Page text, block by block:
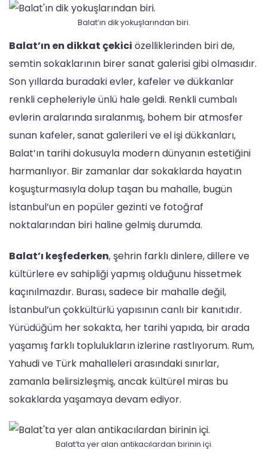
Balat’ın dik yokuşlarından biri.
Balat’ın en dikkat çekici özelliklerinden biri de,
semtin sokaklarının birer sanat galerisi gibi olmasıdır.
Son yıllarda buradaki evler, kafeler ve dükkanlar
renkli cepheleriyle ünlü hale geldi. Renkli cumbalı
evlerin aralarında sıralanmış, bohem bir atmosfer
sunan kafeler, sanat galerileri ve el işi dükkanları,
Balat’ın tarihi dokusuyla modern dünyanın estetiğini
harmanlıyor. Bir zamanlar dar sokaklarda hayatın
koşuşturmasıyla dolup taşan bu mahalle, bugün
İstanbul’un en popüler gezinti ve fotoğraf
noktalarından biri haline gelmiş durumda.
Balat’ı keşfederken, şehrin farklı dinlere, dillere ve
kültürlere ev sahipliği yapmış olduğunu hissetmek
kaçınılmazdır. Burası, sadece bir mahalle değil,
İstanbul’un çokkültürlü yapısının canlı bir kanıtıdır.
Yürüdüğüm her sokakta, her tarihi yapıda, bir arada
yaşamış farklı toplulukların izlerine rastlıyorum. Rum,
Yahudi ve Türk mahalleleri arasındaki sınırlar,
zamanla belirsizleşmiş, ancak kültürel miras bu
sokaklarda yaşamaya devam ediyor.
Balat’ta yer alan antikacılardan birinin içi.